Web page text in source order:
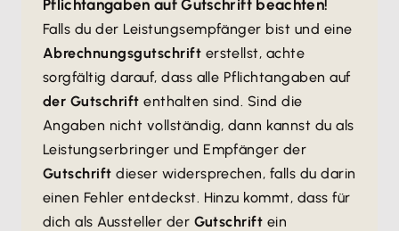
Pflichtangaben auf Gutschrift beachten!
Falls du der Leistungsempfänger bist und eine
Abrechnungsgutschrift erstellst, achte
sorgfältig darauf, dass alle Pflichtangaben auf
der Gutschrift enthalten sind. Sind die
Angaben nicht vollständig, dann kannst du als
Leistungserbringer und Empfänger der
Gutschrift dieser widersprechen, falls du darin
einen Fehler entdeckst. Hinzu kommt, dass für
dich als Aussteller der Gutschrift ein